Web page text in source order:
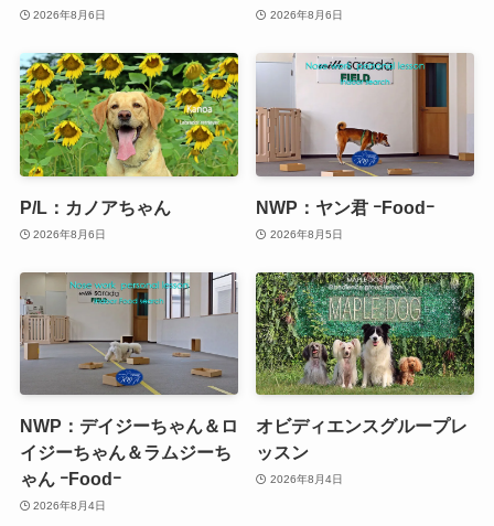
2026年8月6日 2026年8月6日
P/L：カノアちゃん
2026年8月6日
NWP：ヤン君 ｰFoodｰ
2026年8月5日
NWP：デイジーちゃん＆ロ
イジーちゃん＆ラムジーち
ゃん ｰFoodｰ
2026年8月4日
オビディエンスグループレ
ッスン
2026年8月4日